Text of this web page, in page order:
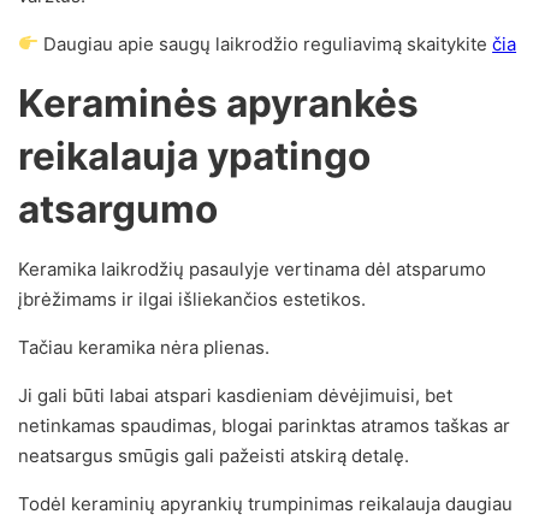
Daugiau apie saugų laikrodžio reguliavimą skaitykitečia
Keraminės apyrankės
reikalauja ypatingo
atsargumo
Keramika laikrodžių pasaulyje vertinama dėl atsparumo
įbrėžimams ir ilgai išliekančios estetikos.
Tačiau keramika nėra plienas.
Ji gali būti labai atspari kasdieniam dėvėjimuisi, bet
netinkamas spaudimas, blogai parinktas atramos taškas ar
neatsargus smūgis gali pažeisti atskirą detalę.
Todėl keraminių apyrankių trumpinimas reikalauja daugiau